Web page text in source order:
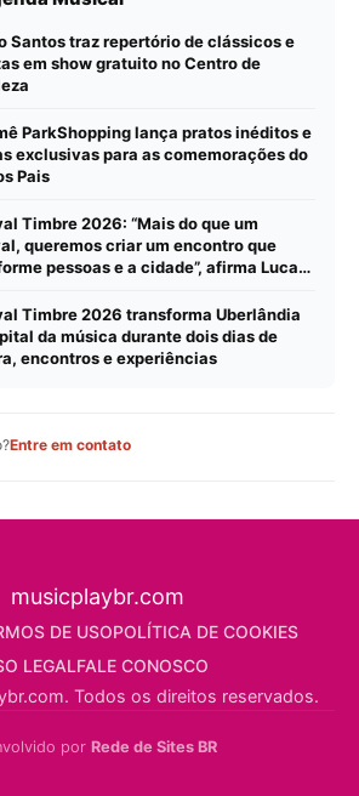
Santos traz repertório de clássicos e
em show gratuito no Centro de
ParkShopping lança pratos inéditos e
exclusivas para as comemorações do
Pais
Timbre 2026: “Mais do que um
queremos criar um encontro que
pessoas e a cidade”, afirma Lucas
Timbre 2026 transforma Uberlândia
da música durante dois dias de
encontros e experiências
Entre em contato
DE USOPOLÍTICA DE COOKIES
LEGALFALE CONOSCO
Todos os direitos reservados.
por Rede de Sites BR